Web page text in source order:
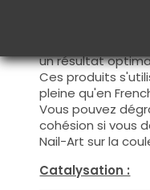
Ce produit
fermez le bord
appliquez la
un résultat
Ces produits
pleine qu'en
Vous pouvez
cohésion si vous
Nail-Art sur la
Catalysation :